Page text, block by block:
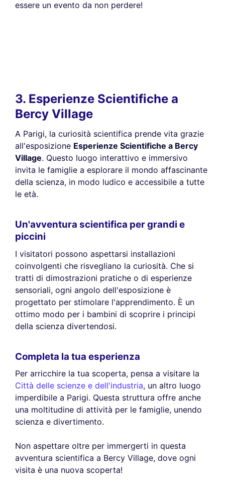
essere un evento da non perdere!
3. Esperienze Scientifiche a
Bercy Village
A Parigi, la curiosità scientifica prende vita grazie
all'esposizione Esperienze Scientifiche a Bercy
Village. Questo luogo interattivo e immersivo
invita le famiglie a esplorare il mondo affascinante
della scienza, in modo ludico e accessibile a tutte
le età.
Un'avventura scientifica per grandi e
piccini
I visitatori possono aspettarsi installazioni
coinvolgenti che risvegliano la curiosità. Che si
tratti di dimostrazioni pratiche o di esperienze
sensoriali, ogni angolo dell'esposizione è
progettato per stimolare l'apprendimento. È un
ottimo modo per i bambini di scoprire i principi
della scienza divertendosi.
Completa la tua esperienza
Per arricchire la tua scoperta, pensa a visitare la
Città delle scienze e dell'industria, un altro luogo
imperdibile a Parigi. Questa struttura offre anche
una moltitudine di attività per le famiglie, unendo
scienza e divertimento.
Non aspettare oltre per immergerti in questa
avventura scientifica a Bercy Village, dove ogni
visita è una nuova scoperta!